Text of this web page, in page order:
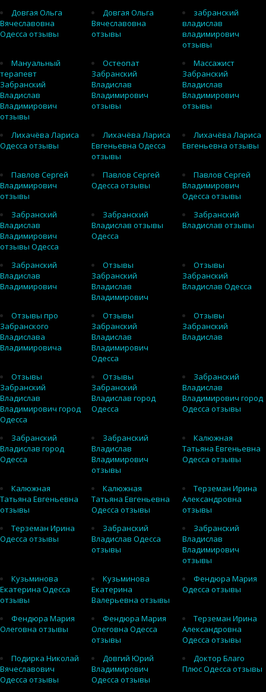
Довгая Ольга
Вячеславовна
Одесса отзывы
Довгая Ольга
Вячеславовна
отзывы
забранский
владислав
владимирович
отзывы
Мануальный
терапевт
Забранский
Владислав
Владимирович
отзывы
Остеопат
Забранский
Владислав
Владимирович
отзывы
Массажист
Забранский
Владислав
Владимирович
отзывы
Лихачёва Лариса
Одесса отзывы
Лихачёва Лариса
Евгеньевна Одесса
отзывы
Лихачёва Лариса
Евгеньевна отзывы
Павлов Сергей
Владимирович
отзывы
Павлов Сергей
Одесса отзывы
Павлов Сергей
Владимирович
Одесса отзывы
Забранский
Владислав
Владимирович
отзывы Одесса
Забранский
Владислав отзывы
Одесса
Забранский
Владислав отзывы
Забранский
Владислав
Владимирович
Отзывы
Забранский
Владислав
Владимирович
Отзывы
Забранский
Владислав Одесса
Отзывы про
Забранского
Владислава
Владимировича
Отзывы
Забранский
Владислав
Владимирович
Одесса
Отзывы
Забранский
Владислав
Отзывы
Забранский
Владислав
Владимирович город
Одесса
Отзывы
Забранский
Владислав город
Одесса
Забранский
Владислав
Владимирович город
Одесса отзывы
Забранский
Владислав город
Одесса
Забранский
Владислав
Владимирович
отзывы
Калюжная
Татьяна Евгеньевна
Одесса отзывы
Калюжная
Татьяна Евгеньевна
отзывы
Калюжная
Татьяна Евгеньевна
Одесса отзывы
Терземан Ирина
Александровна
отзывы
Терземан Ирина
Одесса отзывы
Забранский
Владислав Одесса
отзывы
Забранский
Владислав
Владимирович
отзывы
Кузьминова
Екатерина Одесса
отзывы
Кузьминова
Екатерина
Валерьевна отзывы
Фендюра Мария
Одесса отзывы
Фендюра Мария
Олеговна отзывы
Фендюра Мария
Олеговна Одесса
отзывы
Терземан Ирина
Александровна
Одесса отзывы
Подирка Николай
Вячеславович
Одесса отзывы
Довгий Юрий
Владимирович
Одесса отзывы
Доктор Благо
Плюс Одесса отзывы